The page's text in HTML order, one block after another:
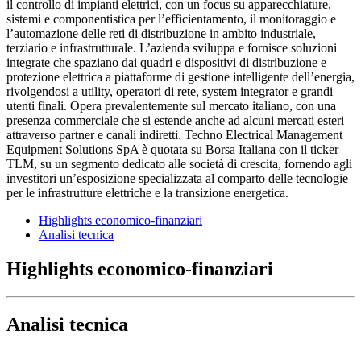
il controllo di impianti elettrici, con un focus su apparecchiature,
sistemi e componentistica per l’efficientamento, il monitoraggio e
l’automazione delle reti di distribuzione in ambito industriale,
terziario e infrastrutturale. L’azienda sviluppa e fornisce soluzioni
integrate che spaziano dai quadri e dispositivi di distribuzione e
protezione elettrica a piattaforme di gestione intelligente dell’energia,
rivolgendosi a utility, operatori di rete, system integrator e grandi
utenti finali. Opera prevalentemente sul mercato italiano, con una
presenza commerciale che si estende anche ad alcuni mercati esteri
attraverso partner e canali indiretti. Techno Electrical Management
Equipment Solutions SpA è quotata su Borsa Italiana con il ticker
TLM, su un segmento dedicato alle società di crescita, fornendo agli
investitori un’esposizione specializzata al comparto delle tecnologie
per le infrastrutture elettriche e la transizione energetica.
Highlights economico-finanziari
Analisi tecnica
Highlights economico-finanziari
Analisi tecnica